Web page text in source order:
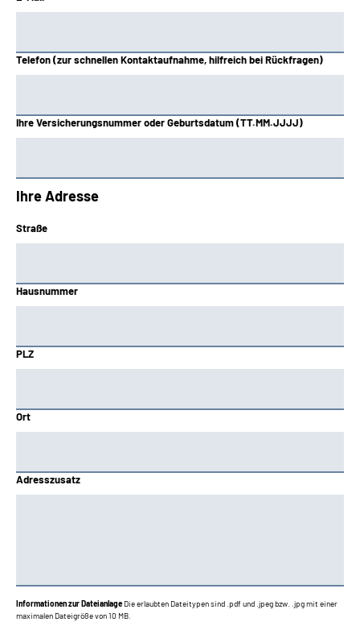
Telefon (zur schnellen Kontaktaufnahme, hilfreich bei Rückfragen)
Ihre Versicherungsnummer oder Geburtsdatum (TT.MM.JJJJ)
Ihre Adresse
Straße
Hausnummer
PLZ
Ort
Adresszusatz
Informationen zur Dateianlage Die erlaubten Dateitypen sind .pdf und .jpeg bzw. .jpg mit einer
maximalen Dateigröße von 10 MB.